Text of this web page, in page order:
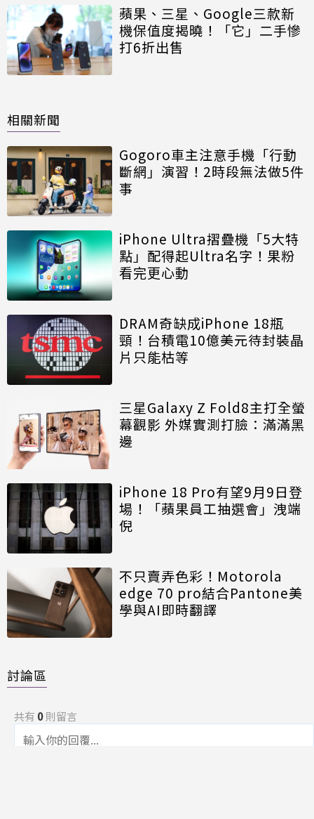
蘋果、三星、Google三款新
機保值度揭曉！「它」二手慘
打6折出售
相關新聞
Gogoro車主注意手機「行動
斷網」演習！2時段無法做5件
事
iPhone Ultra摺疊機「5大特
點」配得起Ultra名字！果粉
看完更心動
DRAM奇缺成iPhone 18瓶
頸！台積電10億美元待封裝晶
片只能枯等
三星Galaxy Z Fold8主打全螢
幕觀影 外媒實測打臉：滿滿黑
邊
iPhone 18 Pro有望9月9日登
場！「蘋果員工抽選會」洩端
倪
不只賣弄色彩！Motorola
edge 70 pro結合Pantone美
學與AI即時翻譯
討論區
共有 0則留言